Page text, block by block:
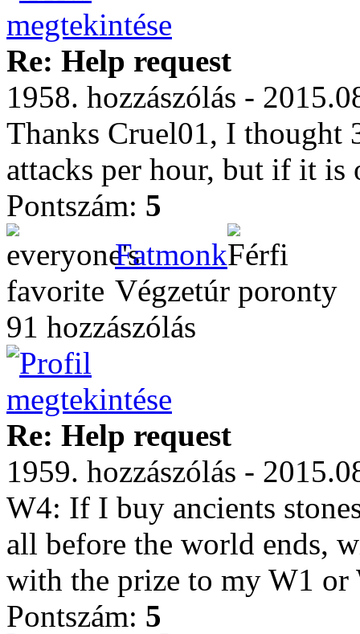
Re: Help request
1958. hozzászólás -
Thanks Cruel01, I thought
attacks per hour, but if it
Pontszám: 5
Fatmonk
Végzetúr poronty
91 hozzászólás
Re: Help request
1959. hozzászólás -
W4: If I buy ancients
all before the world ends,
with the prize to my W1 or
Pontszám: 5